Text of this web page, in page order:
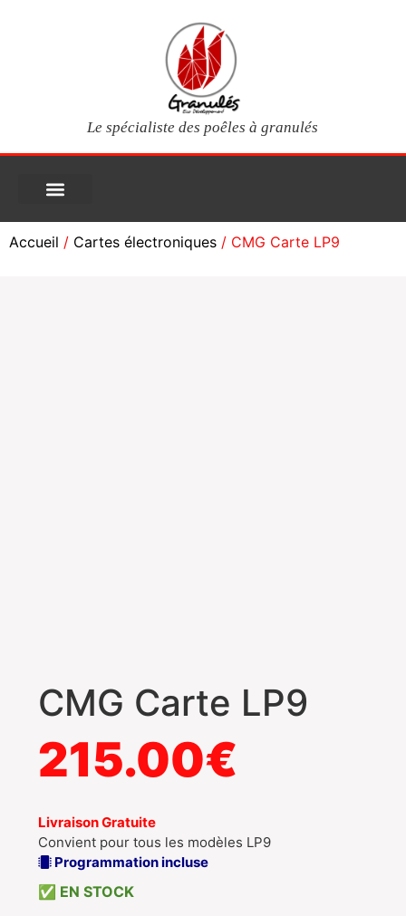
Le spécialiste des poêles à granulés
Accueil / Cartes électroniques / CMG Carte LP9
CMG Carte LP9
215.00€
Livraison Gratuite
Convient pour tous les modèles LP9
Programmation incluse
EN STOCK